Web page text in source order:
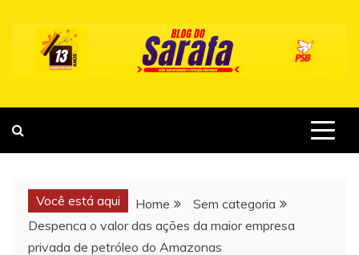
content
Você está aqui Home
Sem categoria
Despenca o valor das ações da maior empresa
privada de petróleo do Amazonas